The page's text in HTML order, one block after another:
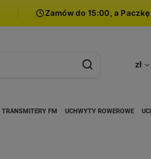
Zamów do 15:00, a
zł
TRANSMITERY FM UCHWYTY ROWEROWE